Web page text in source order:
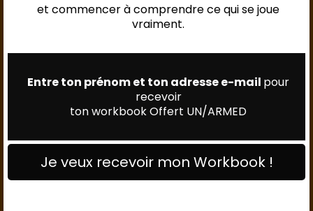
et commencer à comprendre ce qui se joue
vraiment.
Entre ton prénom et ton adresse e-mail pour
recevoir
ton workbook Offert UN/ARMED
Je veux recevoir mon Workbook !